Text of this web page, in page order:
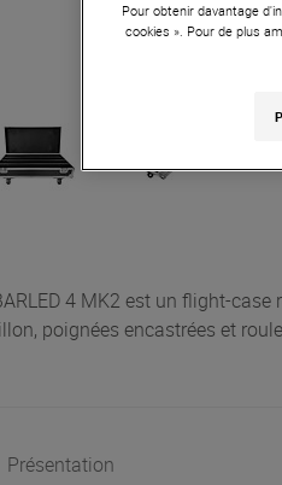
4 MK2 est un flight-
poignées encastrées et
Présentation
Pour obtenir davantage
cookies ». Pour de plus